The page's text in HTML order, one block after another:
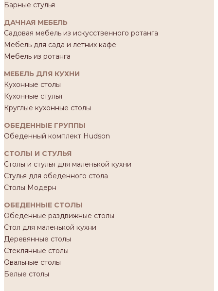
Барные стулья
ДАЧНАЯ МЕБЕЛЬ
Садовая мебель из искусственного ротанга
Мебель для сада и летних кафе
Мебель из ротанга
МЕБЕЛЬ ДЛЯ КУХНИ
Кухонные столы
Кухонные стулья
Круглые кухонные столы
ОБЕДЕННЫЕ ГРУППЫ
Обеденный комплект Hudson
СТОЛЫ И СТУЛЬЯ
Столы и стулья для маленькой кухни
Стулья для обеденного стола
Столы Модерн
ОБЕДЕННЫЕ СТОЛЫ
Обеденные раздвижные столы
Стол для маленькой кухни
Деревянные столы
Стеклянные столы
Овальные столы
Белые столы